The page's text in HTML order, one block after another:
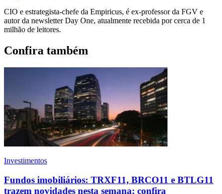
CIO e estrategista-chefe da Empiricus, é ex-professor da FGV e
autor da newsletter Day One, atualmente recebida por cerca de 1
milhão de leitores.
Confira também
Investimentos
Fundos imobiliários: TRXF11, BRCO11 e BTLG11
trazem novidades nesta semana; confira